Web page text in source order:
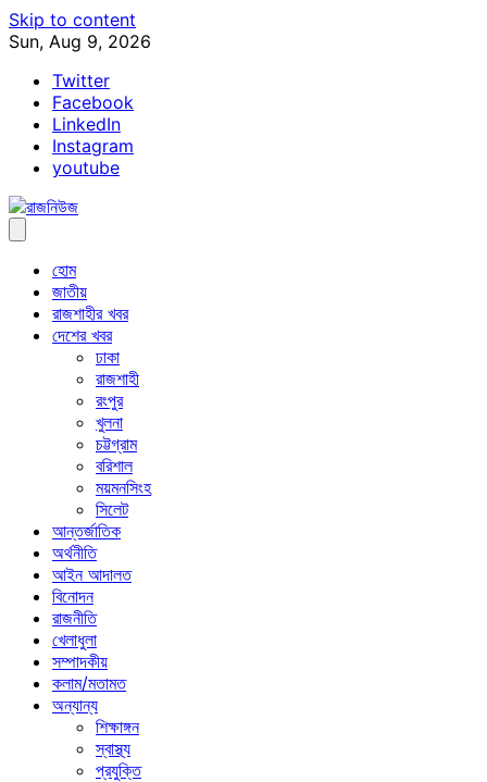
Skip to content
Sun, Aug 9, 2026
Twitter
Facebook
LinkedIn
Instagram
youtube
হোম
জাতীয়
রাজশাহীর খবর
দেশের খবর
ঢাকা
রাজশাহী
রংপুর
খুলনা
চট্টগ্রাম
বরিশাল
ময়মনসিংহ
সিলেট
আন্তর্জাতিক
অর্থনীতি
আইন আদালত
বিনোদন
রাজনীতি
খেলাধুলা
সম্পাদকীয়
কলাম/মতামত
অন্যান্য
শিক্ষাঙ্গন
স্বাস্থ্য
প্রযুক্তি